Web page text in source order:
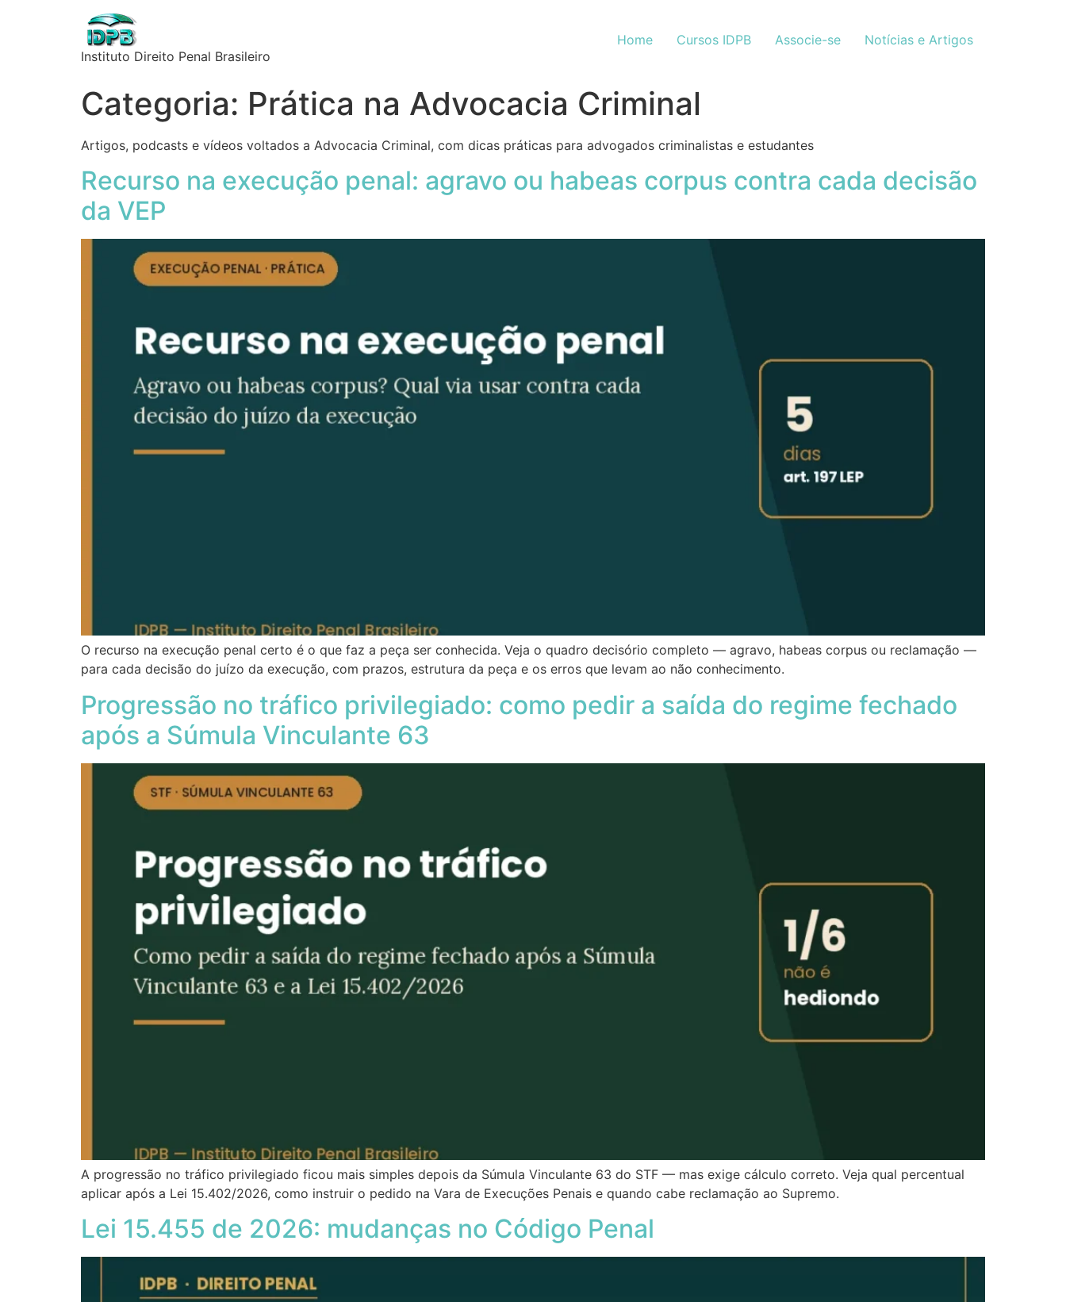
Instituto Direito Penal Brasileiro
Home Cursos IDPB Associe-se Notícias e Artigos
Categoria: Prática na Advocacia Criminal
Artigos, podcasts e vídeos voltados a Advocacia Criminal, com dicas práticas para advogados criminalistas e estudantes
Recurso na execução penal: agravo ou habeas corpus contra cada decisão
da VEP
O recurso na execução penal certo é o que faz a peça ser conhecida. Veja o quadro decisório completo — agravo, habeas corpus ou reclamação —
para cada decisão do juízo da execução, com prazos, estrutura da peça e os erros que levam ao não conhecimento.
Progressão no tráfico privilegiado: como pedir a saída do regime fechado
após a Súmula Vinculante 63
A progressão no tráfico privilegiado ficou mais simples depois da Súmula Vinculante 63 do STF — mas exige cálculo correto. Veja qual percentual
aplicar após a Lei 15.402/2026, como instruir o pedido na Vara de Execuções Penais e quando cabe reclamação ao Supremo.
Lei 15.455 de 2026: mudanças no Código Penal